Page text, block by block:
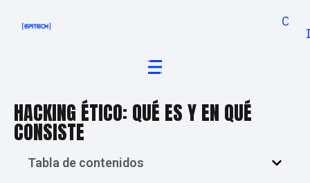
HACKING ÉTICO: QUÉ ES Y EN QUÉ
CONSISTE
Tabla de contenidos